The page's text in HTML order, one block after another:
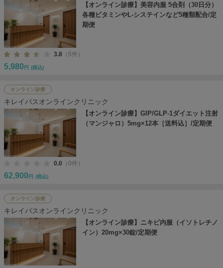
【オンライン診療】美容内服 5合剤（30日分）
各種ビタミンやL-システインなど5種類配合/定
期便
3.8 （5件）
5,980 円 (税込)
オンライン診療
キレイパスオンラインクリニック
【オンライン診療】GIP/GLP-1ダイエット注射
（マンジャロ）5mg×12本［送料込］/定期便
0.0 （0件）
62,900 円 (税込)
オンライン診療
キレイパスオンラインクリニック
【オンライン診療】ニキビ内服（イソトレチノ
イン）20mg×30錠/定期便